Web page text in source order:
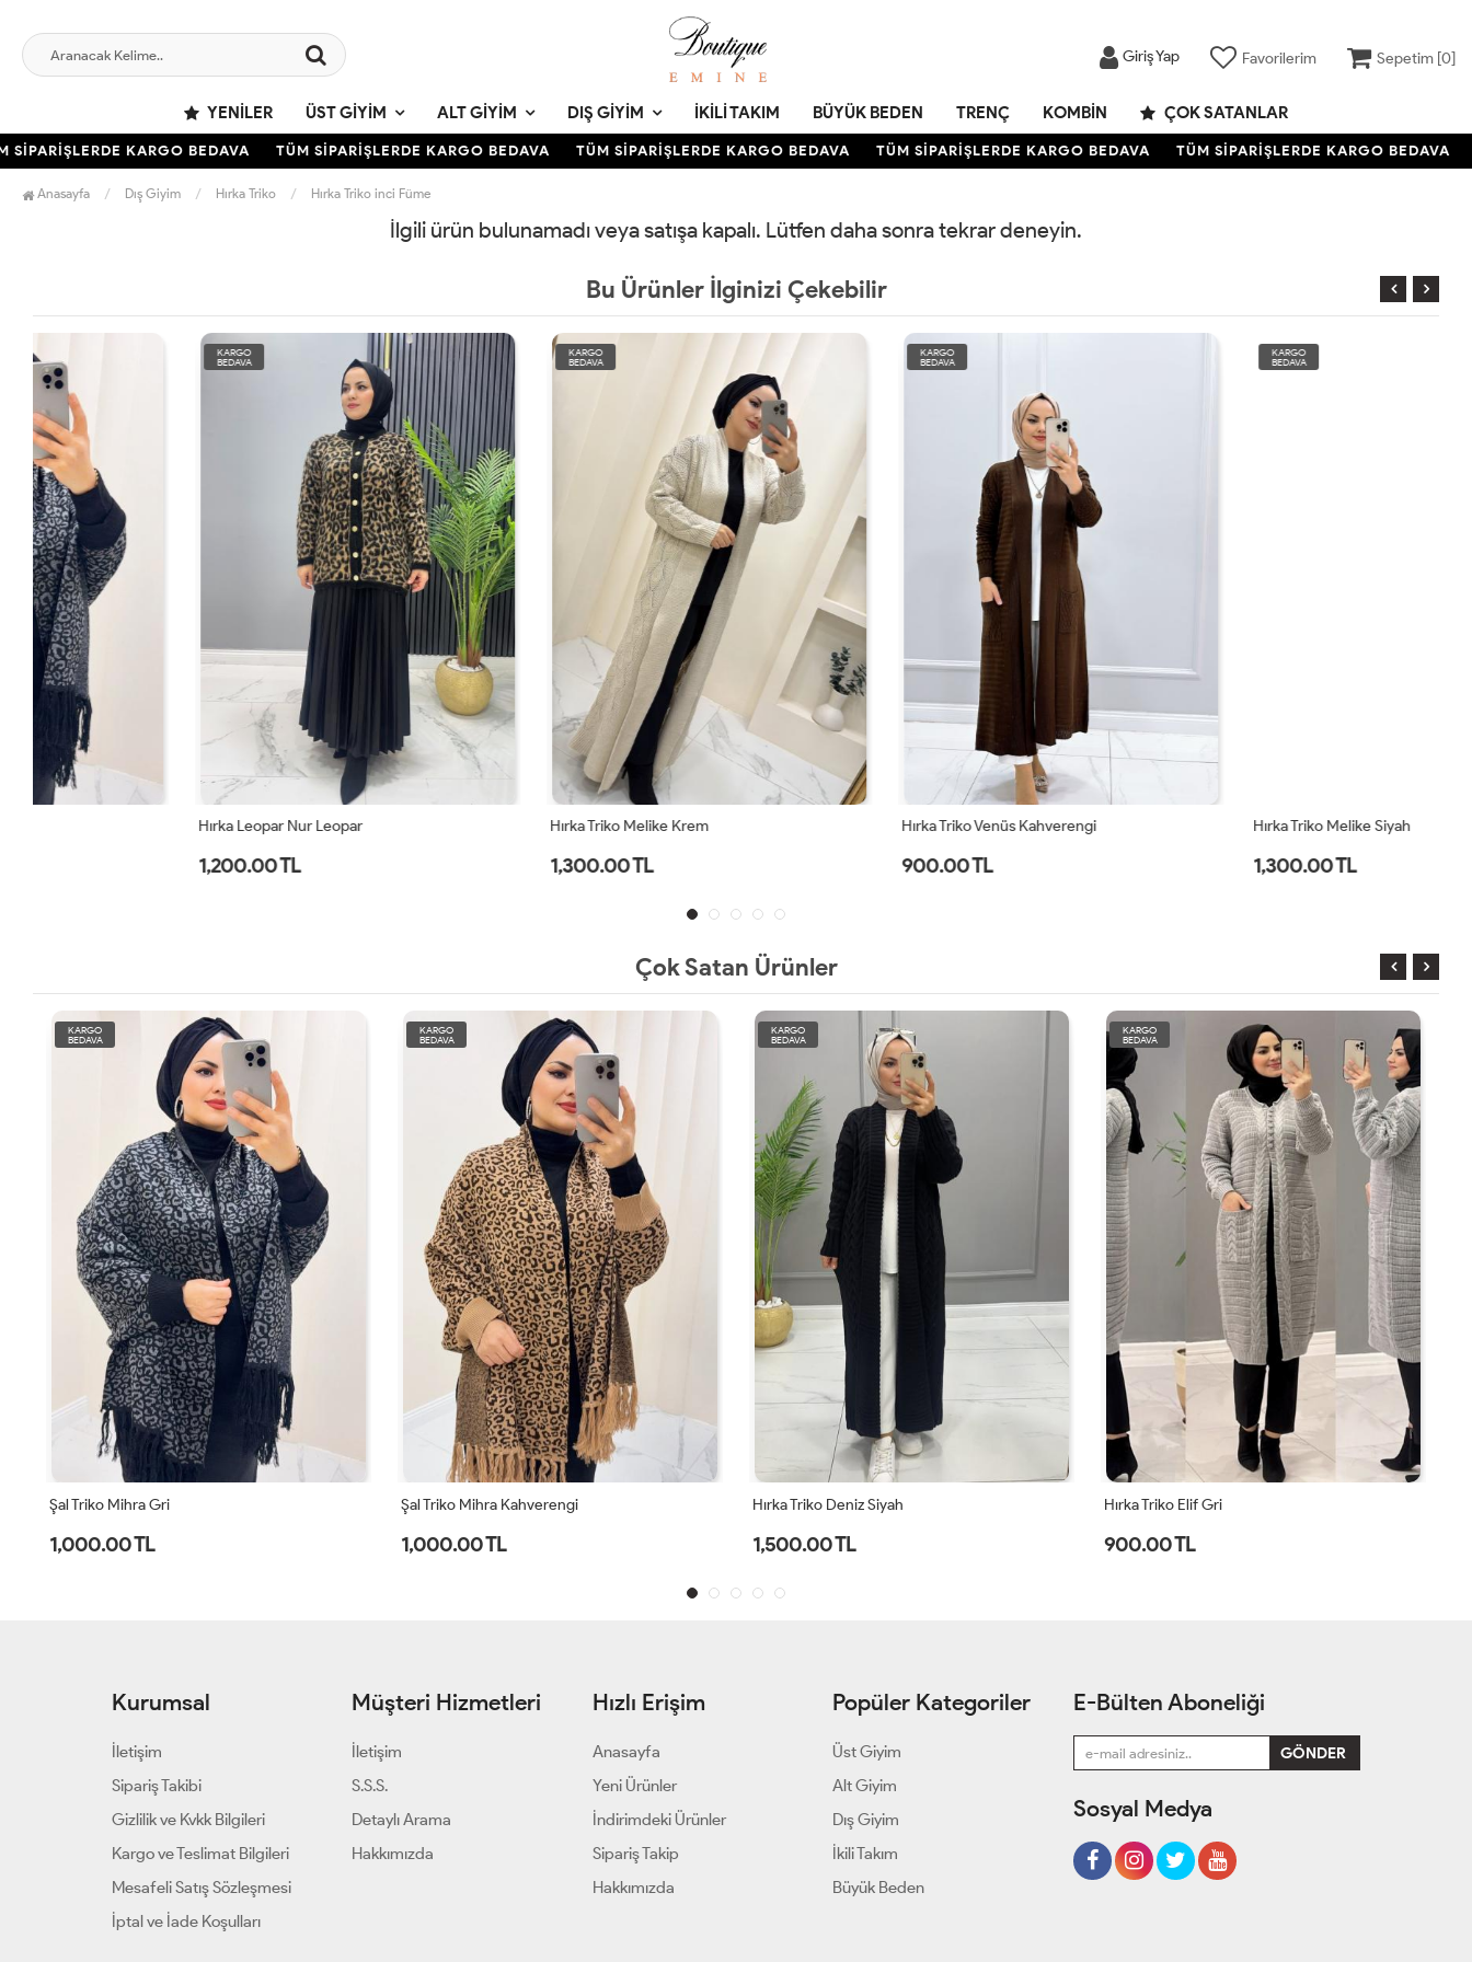
Giriş Yap Favorilerim Sepetim [0]
YENILER ÜST GIYIM ALT GIYIM DIŞ GIYIM İKILI TAKIM BÜYÜK BEDEN TRENÇ KOMBIN ÇOK SATANLAR
KARGO BEDAVA TÜM SİPARİŞLERDE KARGO BEDAVA TÜM SİPARİŞLERDE KARGO BEDAVA TÜM SİPARİŞLERDE KARGO BEDAVA TÜM SİPARİŞLERDE KARGO BEDAVA
Anasayfa Dış Giyim Hırka Triko Hırka Triko inci Füme
İlgili ürün bulunamadı veya satışa kapalı. Lütfen daha sonra tekrar deneyin.
Bu Ürünler İlginizi Çekebilir
Hırka Leopar Nur Leopar
KARGO
BEDAVA
Hırka Triko Melike Krem
BEDAVA
Hırka Triko Venüs Kahverengi Hırka Triko Melike Siyah
Çok Satan Ürünler
KARGO
BEDAVA
Şal Triko Mihra Kahverengi
1,000.00 TL
KARGO
BEDAVA
Hırka Triko Deniz Siyah
1,500.00 TL
KARGO
BEDAVA
Hırka Triko Elif Gri
900.00 TL
KARGO
BEDAVA
Hırka Leopar Nur Leopar
1,200.00 TL
Kurumsal
İletişim
Sipariş Takibi
Gizlilik ve Kvkk Bilgileri
Kargo ve Teslimat Bilgileri
Mesafeli Satış Sözleşmesi
İptal ve İade Koşulları
Müşteri Hizmetleri
İletişim
S.S.S.
Detaylı Arama
Hakkımızda
Hızlı Erişim
Anasayfa
Yeni Ürünler
İndirimdeki Ürünler
Sipariş Takip
Hakkımızda
Popüler Kategoriler
Üst Giyim
Alt Giyim
Dış Giyim
İkili Takım
Büyük Beden
E-Bülten Aboneliği
Sosyal Medya